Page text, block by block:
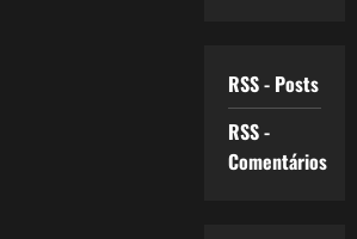
RSS - Posts
RSS -
Comentários